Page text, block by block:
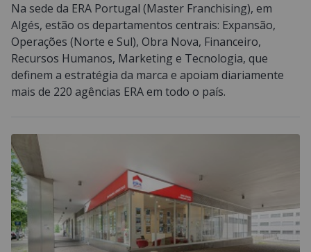
Na sede da ERA Portugal (Master Franchising), em
Algés, estão os departamentos centrais: Expansão,
Operações (Norte e Sul), Obra Nova, Financeiro,
Recursos Humanos, Marketing e Tecnologia, que
definem a estratégia da marca e apoiam diariamente
mais de 220 agências ERA em todo o país.